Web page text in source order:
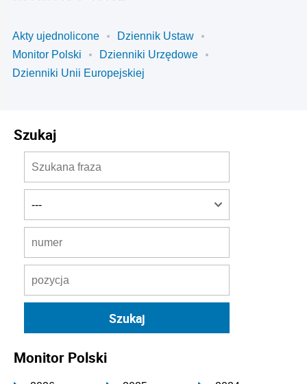
Akty ujednolicone
Dziennik Ustaw
Monitor Polski
Dzienniki Urzędowe
Dzienniki Unii Europejskiej
Szukaj
Monitor Polski